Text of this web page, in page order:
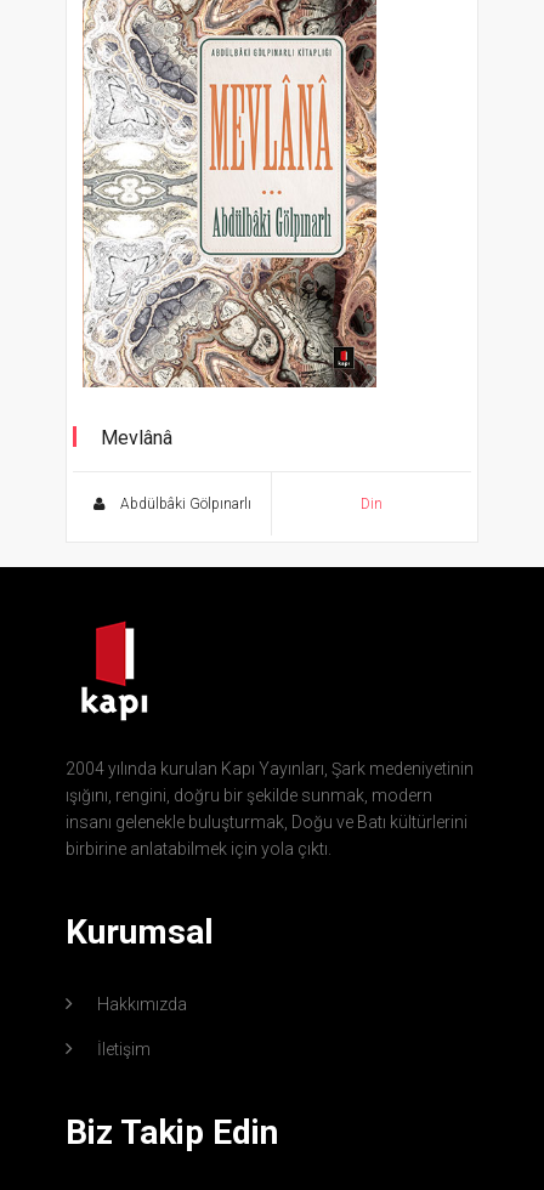
Mevlânâ
Abdülbâki Gölpınarlı Din
2004 yılında kurulan Kapı Yayınları, Şark medeniyetinin
ışığını, rengini, doğru bir şekilde sunmak, modern
insanı gelenekle buluşturmak, Doğu ve Batı kültürlerini
birbirine anlatabilmek için yola çıktı.
Kurumsal
Hakkımızda
İletişim
Biz Takip Edin